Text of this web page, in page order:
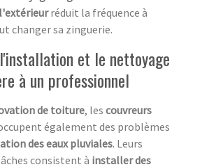
réduit la fréquence à
changer sa zinguerie.
et le nettoyage
à un professionnel
de toiture, les couvreurs
également des problèmes
des eaux pluviales. Leurs
consistent à installer des